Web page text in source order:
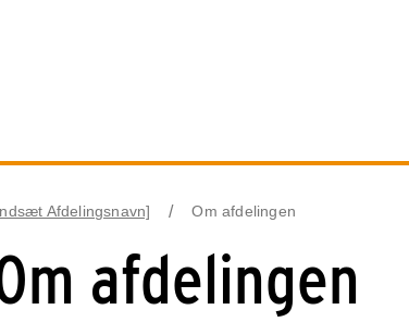
Afdelingsnavn] Om afdelingen
afdelingen